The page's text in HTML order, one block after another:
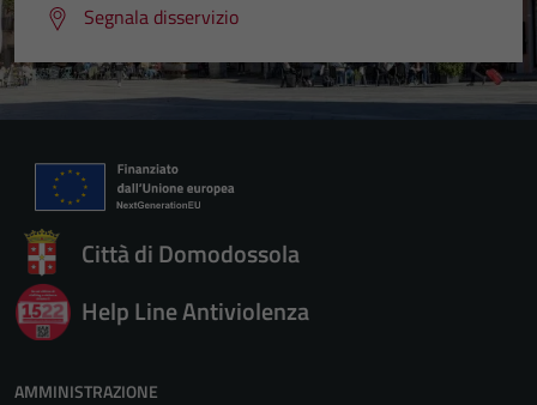
Segnala disservizio
Città di Domodossola
Help Line Antiviolenza
AMMINISTRAZIONE
Tecnici
Questi cookie
disabilitati.